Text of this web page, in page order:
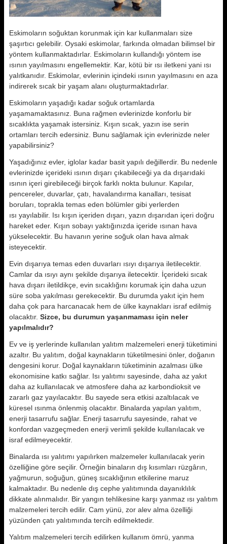
Eskimoların soğuktan korunmak için kar kullanmaları size
şaşırtıcı gelebilir. Oysaki eskimolar, farkında olmadan bilimsel bir
yöntem kullanmaktadırlar. Eskimoların kullandığı yöntem ise
ısının yayılmasını engellemektir. Kar, kötü bir ısı iletkeni yani ısı
yalıtkanıdır. Eskimolar, evlerinin içindeki ısının yayılmasını en aza
indirerek sıcak bir yaşam alanı oluşturmaktadırlar.
Eskimoların yaşadığı kadar soğuk ortamlarda
yaşamamaktasınız. Buna rağmen evlerinizde konforlu bir
sıcaklıkta yaşamak istersiniz. Kışın sıcak, yazın ise serin
ortamları tercih edersiniz. Bunu sağlamak için evlerinizde neler
yapabilirsiniz?
Yaşadığınız evler, iglolar kadar basit yapılı değillerdir. Bu nedenle
evlerinizde içerideki ısının dışarı çıkabileceği ya da dışarıdaki
ısının içeri girebileceği birçok farklı nokta bulunur. Kapılar,
pencereler, duvarlar, çatı, havalandırma kanalları, tesisat
boruları, toprakla temas eden bölümler gibi yerlerden
ısı yayılabilir. Isı kışın içeriden dışarı, yazın dışarıdan içeri doğru
hareket eder. Kışın sobayı yaktığınızda içeride ısınan hava
yükselecektir. Bu havanın yerine soğuk olan hava almak
isteyecektir.
Evin dışarıya temas eden duvarları ısıyı dışarıya iletilecektir.
Camlar da ısıyı aynı şekilde dışarıya iletecektir. İçerideki sıcak
hava dışarı iletildikçe, evin sıcaklığını korumak için daha uzun
süre soba yakılması gerekecektir. Bu durumda yakıt için hem
daha çok para harcanacak hem de ülke kaynakları israf edilmiş
olacaktır. Sizce, bu durumun yaşanmaması için neler
yapılmalıdır?
Ev ve iş yerlerinde kullanılan yalıtım malzemeleri enerji tüketimini
azaltır. Bu yalıtım, doğal kaynakların tüketilmesini önler, doğanın
dengesini korur. Doğal kaynakların tüketiminin azalması ülke
ekonomisine katkı sağlar. Isı yalıtımı sayesinde, daha az yakıt
daha az kullanılacak ve atmosfere daha az karbondioksit ve
zararlı gaz yayılacaktır. Bu sayede sera etkisi azaltılacak ve
küresel ısınma önlenmiş olacaktır. Binalarda yapılan yalıtım,
enerji tasarrufu sağlar. Enerji tasarrufu sayesinde, rahat ve
konfordan vazgeçmeden enerji verimli şekilde kullanılacak ve
israf edilmeyecektir.
Binalarda ısı yalıtımı yapılırken malzemeler kullanılacak yerin
özelliğine göre seçilir. Örneğin binaların dış kısımları rüzgârın,
yağmurun, soğuğun, güneş sıcaklığının etkilerine maruz
kalmaktadır. Bu nedenle dış cephe yalıtımında dayanıklılık
dikkate alınmalıdır. Bir yangın tehlikesine karşı yanmaz ısı yalıtım
malzemeleri tercih edilir. Cam yünü, zor alev alma özelliği
yüzünden çatı yalıtımında tercih edilmektedir.
Yalıtım malzemeleri tercih edilirken kullanım ömrü, yanma